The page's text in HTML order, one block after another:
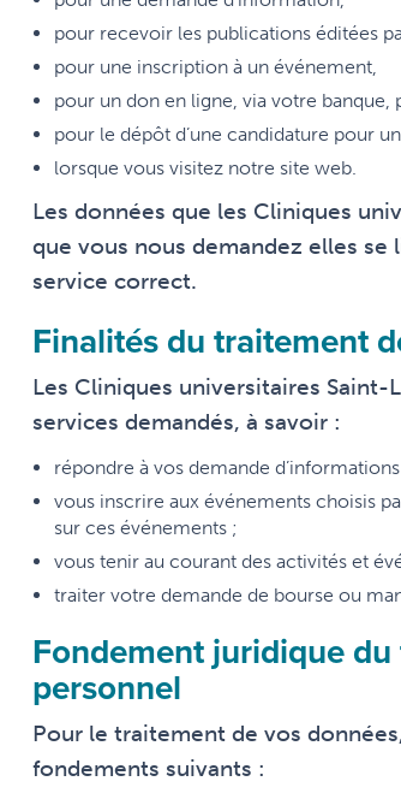
pour recevoir les publications éditées
pour une inscription à un événement,
pour un don en ligne, via votre
pour le dépôt d’une candidature pour
lorsque vous visitez notre site web.
Les données que les Cliniques
que vous nous demandez elles
service correct.
Finalités du traitement
Les Cliniques universitaires
services demandés, à savoir :
répondre à vos demande
vous inscrire aux événements choisis
sur ces événements ;
vous tenir au courant des activités et
traiter votre demande de bourse ou
Fondement juridique
personnel
Pour le traitement de vos
fondements suivants :